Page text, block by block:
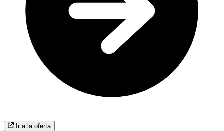
Ir a la oferta